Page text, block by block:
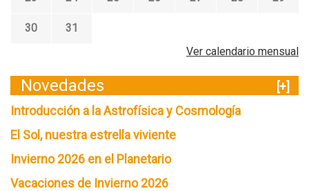
30
31
Ver calendario mensual
Novedades
[+]
Introducción a la Astrofísica y Cosmología
El Sol, nuestra estrella viviente
Invierno 2026 en el Planetario
Vacaciones de Invierno 2026